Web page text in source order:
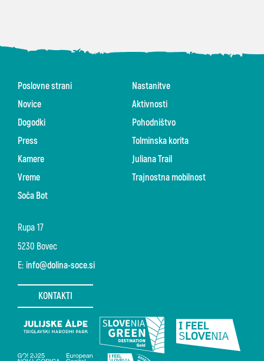
Rupa 17
5230 Bovec
E: info@dolina-soce.si
KONTAKTI
Poslovne strani
Novice
Dogodki
Press
Kamere
Vreme
Soča Bot
Nastanitve
Aktivnosti
Pohodništvo
Tolminska korita
Juliana Trail
Trajnostna mobilnost